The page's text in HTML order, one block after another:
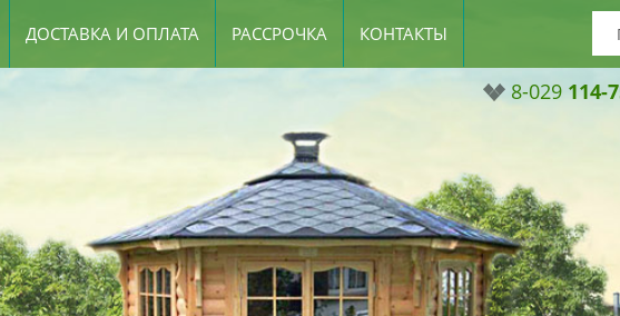
ДОСТАВКА И ОПЛАТА РАССРОЧКА КОНТАКТЫ
8-029 114-